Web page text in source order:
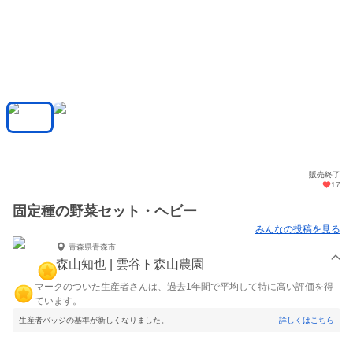
販売終了
17
固定種の野菜セット・ヘビー
みんなの投稿を見る
青森県青森市
森山知也 | 雲谷ト森山農園
マークのついた生産者さんは、過去1年間で平均して特に高い評価を得
ています。
生産者バッジの基準が新しくなりました。 詳しくはこちら